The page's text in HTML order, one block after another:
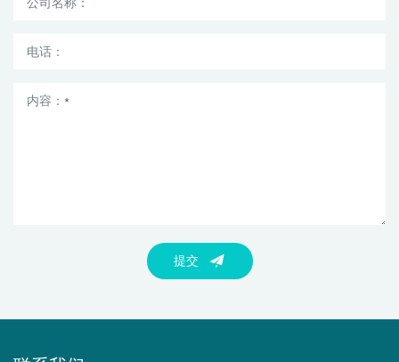
提交